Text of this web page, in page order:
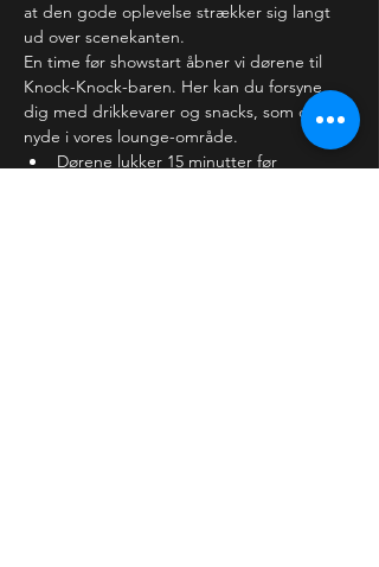
at den gode oplevelse strækker sig langt
ud over scenekanten.
En time før showstart åbner vi dørene til
Knock-Knock-baren. Her kan du forsyne
dig med drikkevarer og snacks, som du kan
nyde i vores lounge-område.
Dørene lukker 15 minutter før